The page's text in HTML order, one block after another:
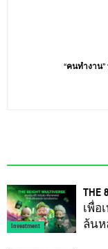
“คนทำงาน
Investment
THE
เพื่อ
ล้น